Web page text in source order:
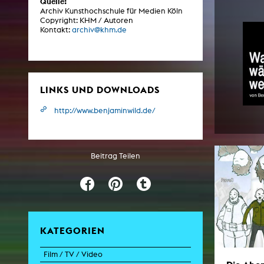
Archiv Kunsthochschule für Medien Köln
Copyright: KHM / Autoren
Kontakt: archiv@khm.de
LINKS UND DOWNLOADS
http://www.benjaminwild.de/
Beitrag Teilen
KATEGORIEN
Film / TV / Video
KHM Forschung
Photoszene an der KHM
25 Jahre KHM / Studiogespräche